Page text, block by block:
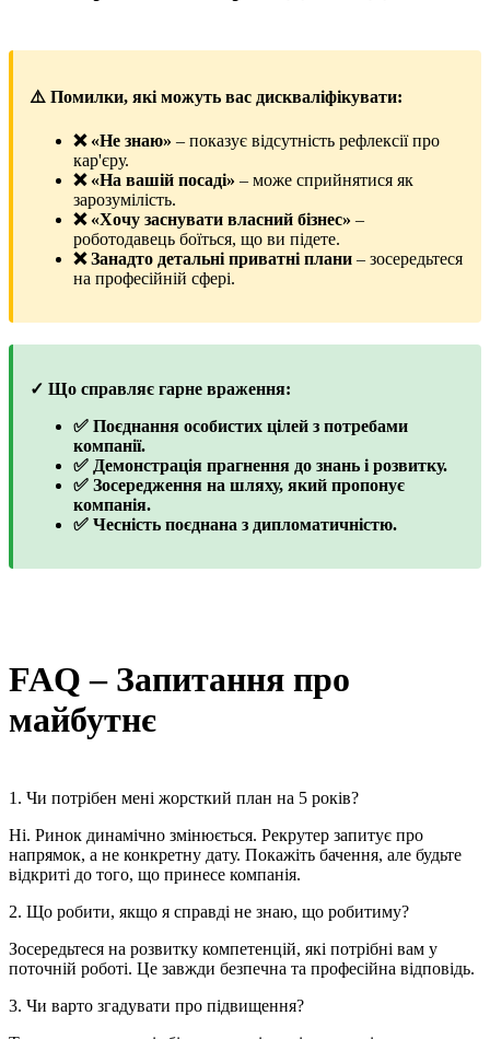
⚠️ Помилки, які можуть вас дискваліфікувати:
❌ «Не знаю» – показує відсутність рефлексії про
кар'єру.
❌ «На вашій посаді» – може сприйнятися як
зарозумілість.
❌ «Хочу заснувати власний бізнес» –
роботодавець боїться, що ви підете.
❌ Занадто детальні приватні плани – зосередьтеся
на професійній сфері.
✓ Що справляє гарне враження:
✅ Поєднання особистих цілей з потребами
компанії.
✅ Демонстрація прагнення до знань і розвитку.
✅ Зосередження на шляху, який пропонує
компанія.
✅ Чесність поєднана з дипломатичністю.
FAQ – Запитання про
майбутнє
1. Чи потрібен мені жорсткий план на 5 років?
Ні. Ринок динамічно змінюється. Рекрутер запитує про
напрямок, а не конкретну дату. Покажіть бачення, але будьте
відкриті до того, що принесе компанія.
2. Що робити, якщо я справді не знаю, що робитиму?
Зосередьтеся на розвитку компетенцій, які потрібні вам у
поточній роботі. Це завжди безпечна та професійна відповідь.
3. Чи варто згадувати про підвищення?